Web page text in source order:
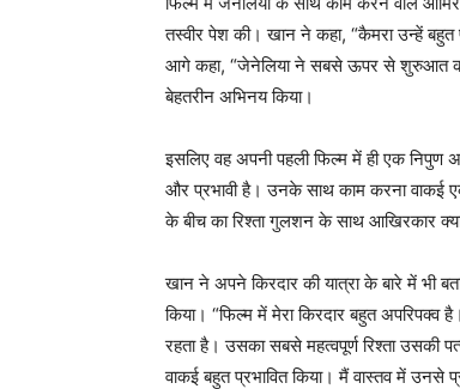
तस्वीर पेश की। खान ने कहा, “कैमरा उन्हें
आगे कहा, “जेनेलिया ने सबसे ऊपर से शुरुआत
बेहतरीन अभिनय किया।
इसलिए वह अपनी पहली फिल्म में ही एक निपुण
और प्रभावी है। उनके साथ काम करना वाकई
के बीच का रिश्ता गुलशन के साथ आखिरकार
खान ने अपने किरदार की यात्रा के बारे में भी
किया। “फिल्म में मेरा किरदार बहुत
रहता है। उसका सबसे महत्वपूर्ण रिश्ता उसकी
वाकई बहुत प्रभावित किया। मैं वास्तव में